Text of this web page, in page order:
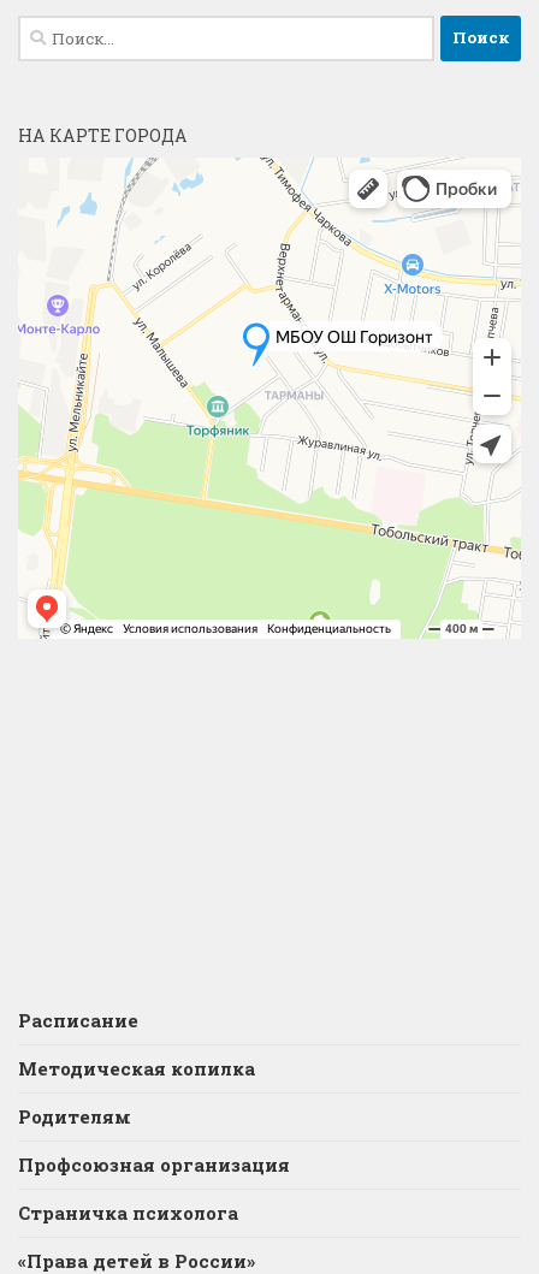
Найти:
НА КАРТЕ ГОРОДА
Расписание
Методическая копилка
Родителям
Профсоюзная организация
Страничка психолога
«Права детей в России»